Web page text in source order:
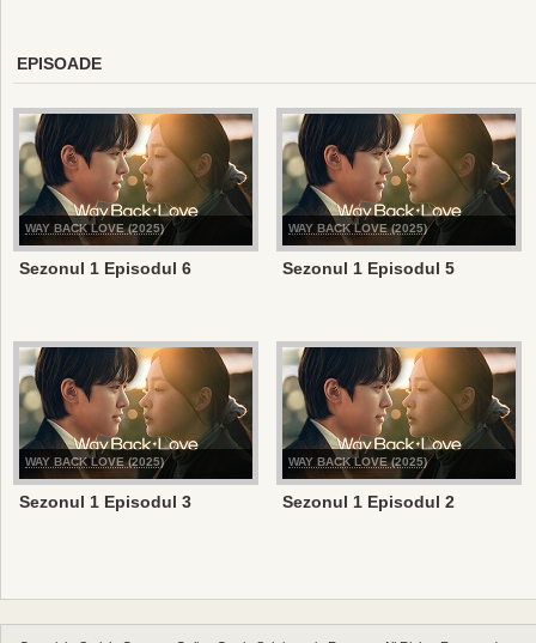
EPISOADE
WAY BACK LOVE (2025)
Sezonul 1 Episodul 6
WAY BACK LOVE (2025)
Sezonul 1 Episodul 5
WAY BACK LOVE (2025)
Sezonul 1 Episodul 3
WAY BACK LOVE (2025)
Sezonul 1 Episodul 2